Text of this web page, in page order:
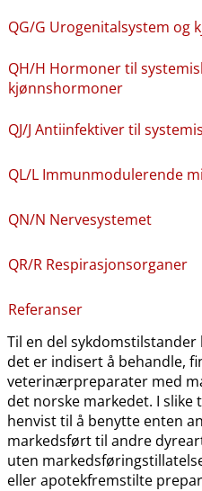
QG​/​G Urogenitalsystem og
QH​/​H Hormoner til
kjønnshormoner
QJ​/​J Antiinfektiver til
QL​/​L Immunmodulerende
QN​/​N Nervesystemet
QR​/​R Respirasjonsorganer
Referanser
Til en del
det er indisert å behandle,
veterinærpreparater med
det norske markedet. I
henvist til å benytte enten
markedsført til andre
uten
eller apotekfremstilte